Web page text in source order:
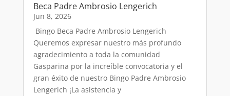
Beca Padre Ambrosio Lengerich
Jun 8, 2026
​ Bingo Beca Padre Ambrosio Lengerich
Queremos expresar nuestro más profundo
agradecimiento a toda la comunidad
Gasparina por la increíble convocatoria y el
gran éxito de nuestro Bingo Padre Ambrosio
Lengerich ¡La asistencia y